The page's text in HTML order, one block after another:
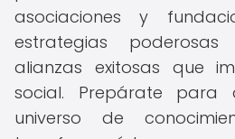
asociaciones y
estrategias
alianzas exitosas que
social. Prepárate para
universo de